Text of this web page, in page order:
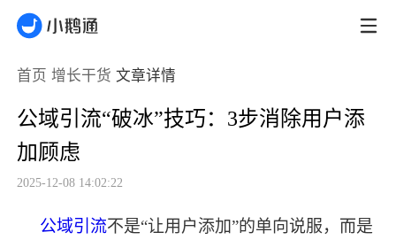
首页 增长干货 文章详情
公域引流“破冰”技巧：3步消除用户添
加顾虑
2025-12-08 14:02:22
公域引流不是“让用户添加”的单向说服，而是